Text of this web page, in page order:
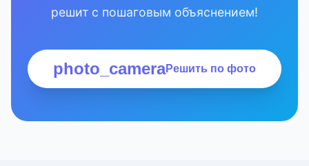
решит с пошаговым объяснением!
photo_cameraРешить по фото